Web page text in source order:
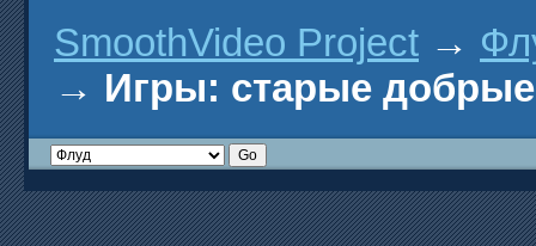
SmoothVideo Project →
→ Игры: старые